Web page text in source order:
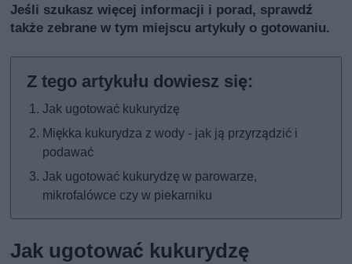
Jeśli szukasz więcej informacji i porad, sprawdź
także zebrane w tym miejscu artykuły o gotowaniu.
Jak ugotować kukurydzę
Miękka kukurydza z wody - jak ją przyrządzić i
podawać
Jak ugotować kukurydzę w parowarze,
mikrofalówce czy w piekarniku
Jak ugotować kukurydzę